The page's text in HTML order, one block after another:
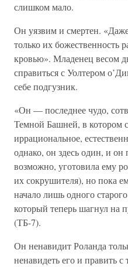
слишком мало.
Он уязвим и смертен.
только их божественность
кровью». Младенец весом
справиться с Уолтером
себе подгузник.
«Он — последнее чудо,
Темной Башней, в котором
иррациональное,
однако, он здесь один, и он
возможно, уготовила ему
их сокрушителя), но пока
начало лишь одного
который теперь шагнул на
(ТБ-7).
Он ненавидит Роланда
ненавидеть его и править